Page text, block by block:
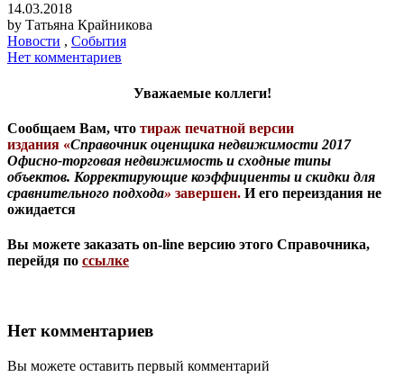
14.03.2018
by Татьяна Крайникова
Новости , События
Нет комментариев
Уважаемые коллеги!
Сообщаем Вам, что тираж печатной версии
издания «Справочник оценщика недвижимости 2017
Офисно-торговая недвижимость и сходные типы
объектов. Корректирующие коэффициенты и скидки для
сравнительного подхода» завершен. И его переиздания не
ожидается
Вы можете заказать on-line версию этого Справочника,
перейдя по ссылке
Нет комментариев
Вы можете оставить первый комментарий